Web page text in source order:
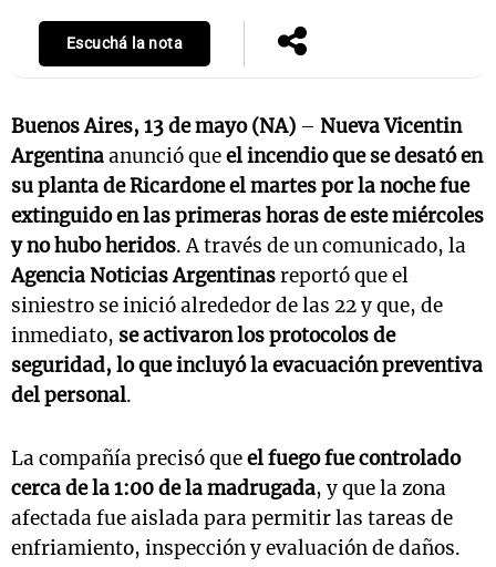
Escuchá la nota
Buenos Aires, 13 de mayo (NA) – Nueva Vicentin
Argentinaanunció queel incendio que se desató en
su planta de Ricardone el martes por la noche fue
extinguido en las primeras horas de este miércoles
y no hubo heridos. A través de un comunicado, la
Agencia Noticias Argentinasreportó que el
siniestro se inició alrededor de las 22 y que, de
inmediato, se activaron los protocolos de
seguridad, lo que incluyó la evacuación preventiva
del personal.
La compañía precisó queel fuego fue controlado
cerca de la 1:00 de la madrugada, y que la zona
afectada fue aislada para permitir las tareas de
enfriamiento, inspección y evaluación de daños.